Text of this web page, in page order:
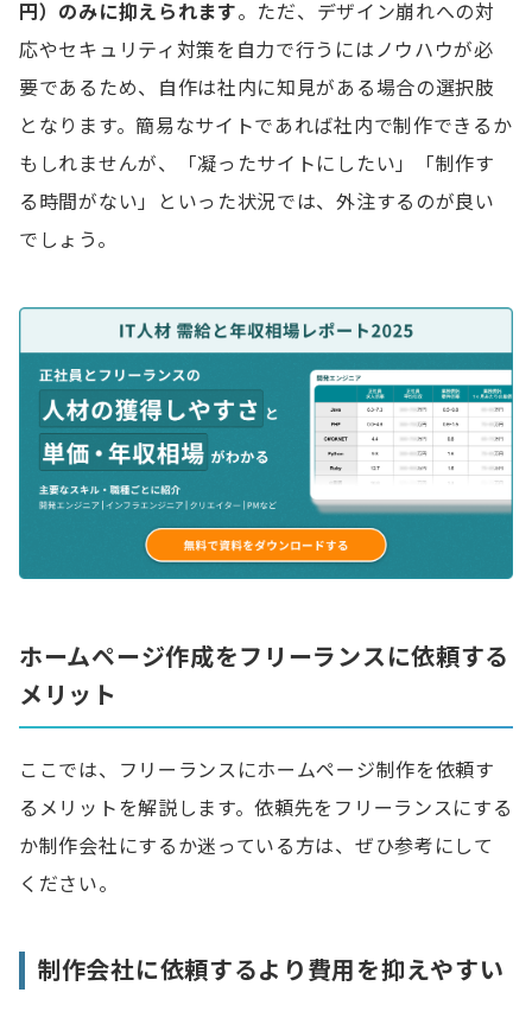
円）のみに抑えられます。ただ、デザイン崩れへの対
応やセキュリティ対策を自力で行うにはノウハウが必
要であるため、自作は社内に知見がある場合の選択肢
となります。簡易なサイトであれば社内で制作できるか
もしれませんが、「凝ったサイトにしたい」「制作す
る時間がない」といった状況では、外注するのが良い
でしょう。
ホームページ作成をフリーランスに依頼する
メリット
ここでは、フリーランスにホームページ制作を依頼す
るメリットを解説します。依頼先をフリーランスにする
か制作会社にするか迷っている方は、ぜひ参考にして
ください。
制作会社に依頼するより費用を抑えやすい